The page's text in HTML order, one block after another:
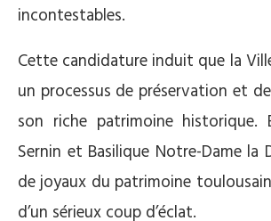
incontestables.
Cette candidature induit que la
un processus de préservation et
son riche patrimoine historique.
Sernin et Basilique Notre-Dame la
de joyaux du patrimoine
d’un sérieux coup d’éclat.